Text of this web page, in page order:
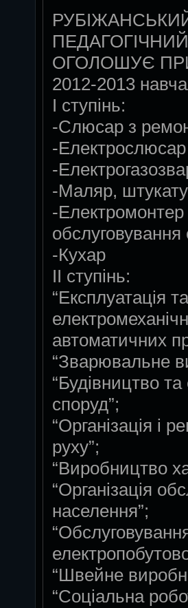
ОГОЛОШУЄ
2012-2013
І ступінь:
-Слюсар з
-
-
-Маляр,
-
обслуговування
-Кухар
ІІ ступінь:
“Експлуатація
автоматичних
“Зварювальне
“Будівництво та
споруд”;
“Організація і
руху”;
“Виробництво
“Організація
населення”;
“Швейне
“Соціальна